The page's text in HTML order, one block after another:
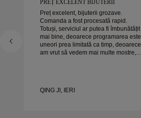
PREȚ EXCELENT BIJUTERII
Preț excelent, bijuterii grozave.
Comanda a fost procesată rapid.
Totuși, serviciul ar putea fi îmbunătățit
mai bine, deoarece programarea este
uneori prea limitată ca timp, deoarece
am vrut să vedem mai multe mostre,
QING JI, IERI